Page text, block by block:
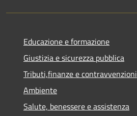
Educazione e formazione
Giustizia e sicurezza pubblica
Tributi,finanze e contravvenzioni
Ambiente
Salute, benessere e assistenza